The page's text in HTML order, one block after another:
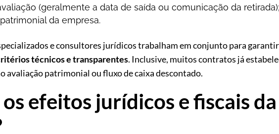
(geralmente a data de saída ou comunicação da
da empresa.
e consultores jurídicos trabalham em conjunto para
técnicos e transparentes. Inclusive, muitos contratos já
avaliação patrimonial ou fluxo de caixa descontado.
efeitos jurídicos e fiscais